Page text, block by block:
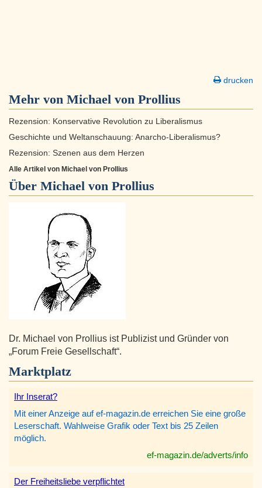
drucken
Mehr von Michael von Prollius
Rezension: Konservative Revolution zu Liberalismus
Geschichte und Weltanschauung: Anarcho-Liberalismus?
Rezension: Szenen aus dem Herzen
Alle Artikel von Michael von Prollius
Über Michael von Prollius
Dr. Michael von Prollius ist Publizist und Gründer von
„Forum Freie Gesellschaft“.
Marktplatz
Ihr Inserat?
Mit einer Anzeige auf ef-magazin.de erreichen Sie eine große
Leserschaft. Wahlweise Grafik oder Text bis 25 Zeilen
möglich.
ef-magazin.de/adverts/info
Der Freiheitsliebe verpflichtet